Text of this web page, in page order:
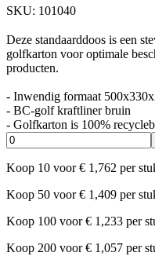
SKU: 101040
Deze standaarddoos is een
golfkarton voor optimale
producten.
- Inwendig formaat
- BC-golf kraftliner bruin
- Golfkarton is 100%
Koop 10 voor € 1,762 per
Koop 50 voor € 1,409 per
Koop 100 voor € 1,233 per
Koop 200 voor € 1,057 per